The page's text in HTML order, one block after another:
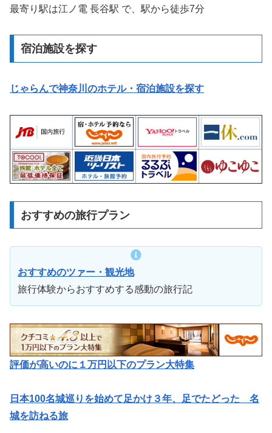
最寄り駅は江ノ電 長谷駅 で、駅から徒歩7分
宿泊施設を探す
じゃらんで神奈川のホテル・宿泊施設を探す
おすすめの旅行プラン
おすすめのツァー・観光地
旅行体験からおすすめする感動の旅行記
評価が高いのに１万円以下のプラン大特集
日本100名城巡りを始めて足かけ３年、足でたどった 名
城を訪ねる旅